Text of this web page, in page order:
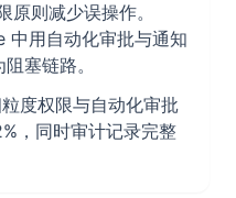
原则减少误操作。
中用自动化审批与通知
塞链路。
度权限与自动化审批
，同时审计记录完整